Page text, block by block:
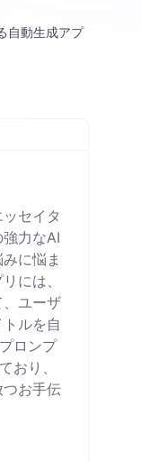
自動生成アプ
セイタ
力なAI
に悩ま
には、
ユーザ
ルを自
ロンプ
おり、
お手伝